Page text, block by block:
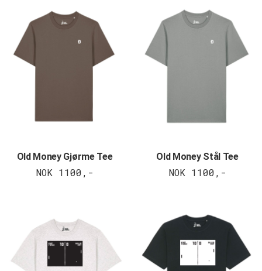
Old Money Gjørme Tee
NOK 1100,-
Old Money Stål Tee
NOK 1100,-